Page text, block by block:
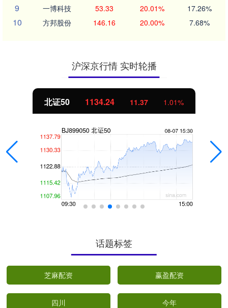
9 一博科技 53.33 20.01% 17.26%
10 方邦股份 146.16 20.00% 7.68%
沪深京行情 实时轮播
北证50 1134.24 11.37 1.01%
话题标签
芝麻配资 赢盈配资
四川 今年